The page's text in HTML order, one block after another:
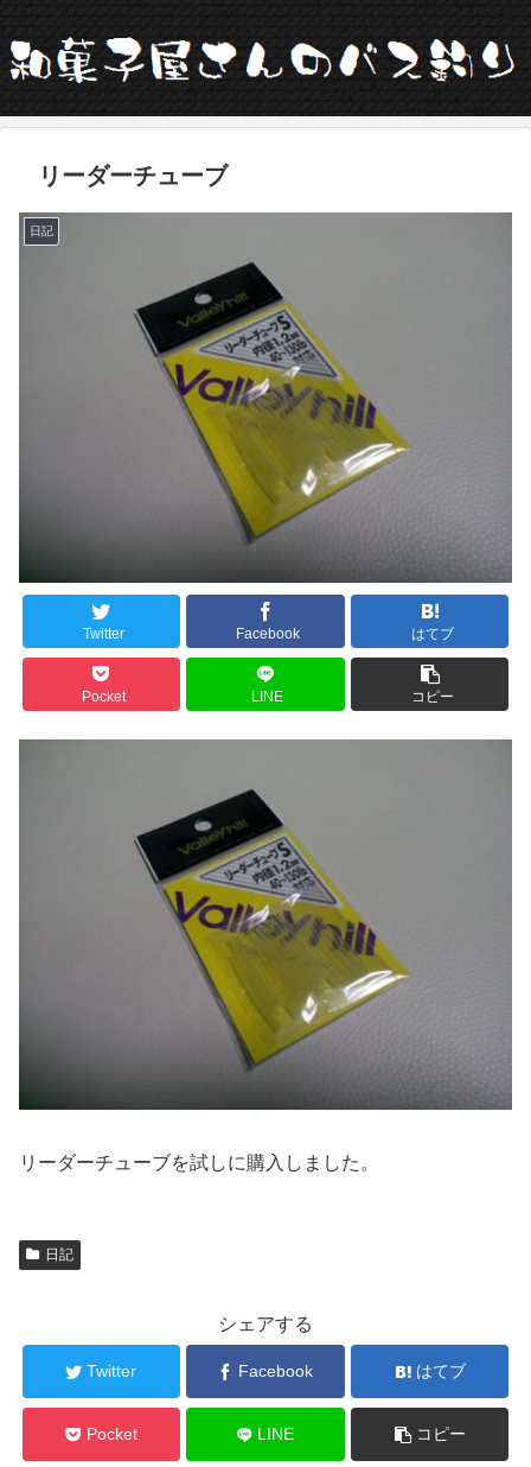
リーダーチューブ
日記
Twitter Facebook はてブ
Pocket LINE コピー
リーダーチューブを試しに購入しました。
日記
シェアする
Twitter Facebook はてブ
Pocket LINE コピー